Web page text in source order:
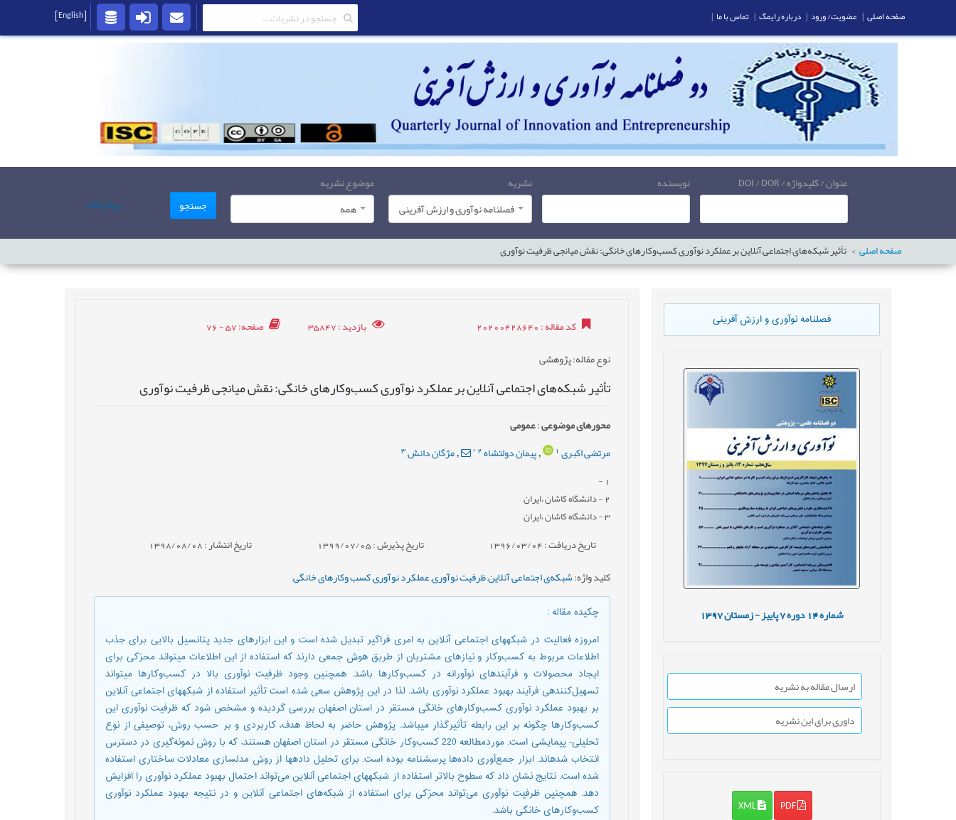
عنوان / کلیدواژه / DOI / DOR نویسنده
نشریه
فصلنامه نوآوری و ارزش آفرینی
موضوع نشریه
همه
جستجو پیشرفته
صفحه اصلی تأثیر شبکه‌های اجتماعی آنلاین بر عملکرد نوآوری کسب‌وکارهای خانگی: نقش میانجی ظرفیت‌ نوآوری
فصلنامه نوآوری و ارزش آفرینی
شماره دوره پاییز - زمستان1397
ارسال مقاله به نشریه
داوری برای این نشریه
PDF
XML
کد مقاله: 20200428640 بازدید: 35847 صفحه: 57 - 76
نوع مقاله: پژوهشی
تأثیر شبکه‌های اجتماعی آنلاین بر عملکرد نوآوری کسب‌وکارهای خانگی: نقش میانجی ظرفیت‌ نوآوری
محورهای موضوعی:عمومى
مرتضی اکبری 1
,پیمان دولتشاه2
*
,مژگان دانش3
1
-
2- دانشگاه کاشان ،ایران
3- دانشگاه کاشان ،ایران
تاریخ دریافت : 1396/03/04 تاریخ پذیرش : 1399/07/05 تاریخ انتشار : 1398/08/08
کلید واژه:شبکه‌ی اجتماعی آنلاین,ظرفیت نوآوری,عملکرد نوآوری,کسب ‌وکارهای خانگی,
چکیده مقاله:
امروزه فعالیت در شبکه­های اجتماعی آنلاین به امری فراگیر تبدیل شده است و این ابزارهای جدید پتانسیل بالایی برای جذب
اطلاعات مربوط به کسب‌وکار و نیازهای مشتریان از طریق هوش جمعی دارند که استفاده از این اطلاعات می­تواند محرّکی برای
ایجاد محصولات و فرآیندهای نوآورانه در کسب‌وکارها باشد. همچنین وجود ظرفیت نوآوری بالا در کسب‌وکارها می­تواند
تسهیل‌کننده­ی فرآیند بهبود عملکرد نوآوری باشد. لذا در این پژوهش سعی شده است تأثیر استفاده از شبکه­های اجتماعی آنلاین
بر بهبود عملکرد نوآوری کسب‌وکارهای خانگی مستقر در استان اصفهان بررسی گردیده و مشخص شود که ظرفیت نوآوری این
کسب‌وکارها چگونه بر این رابطه تأثیرگذار می­باشد. پژوهش حاضر به لحاظ هدف، کاربردی و بر حسب روش، توصیفی از نوع
تحلیلی- پیمایشی است. موردمطالعه 220 کسب‌وکار خانگی مستقر در استان اصفهان هستند، که با روش نمونه‌گیری در دسترس
انتخاب شده­اند. ابزار جمع‌آوری داده‌ها پرسشنامه بوده است. برای تحلیل داده­ها از روش مدل­سازی معادلات ساختاری استفاده
شده است. نتایج نشان داد که سطوح بالاتر استفاده از شبکه­های اجتماعی آنلاین می‌تواند احتمال بهبود عملکرد نوآوری را افزایش
دهد. همچنین ظرفیت نوآوری می‌تواند محرّکی برای استفاده از شبکه‌های اجتماعی آنلاین و در نتیجه بهبود عملکرد نوآوری
کسب‌وکارهای خانگی باشد.
صفحه اصلی | عضویت/ ورود | درباره رایمگ | تماس با ما |
[English]